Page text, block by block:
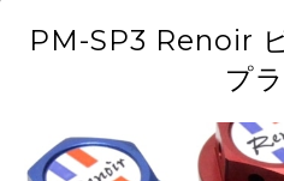
PM-SP3 Renoir
プ